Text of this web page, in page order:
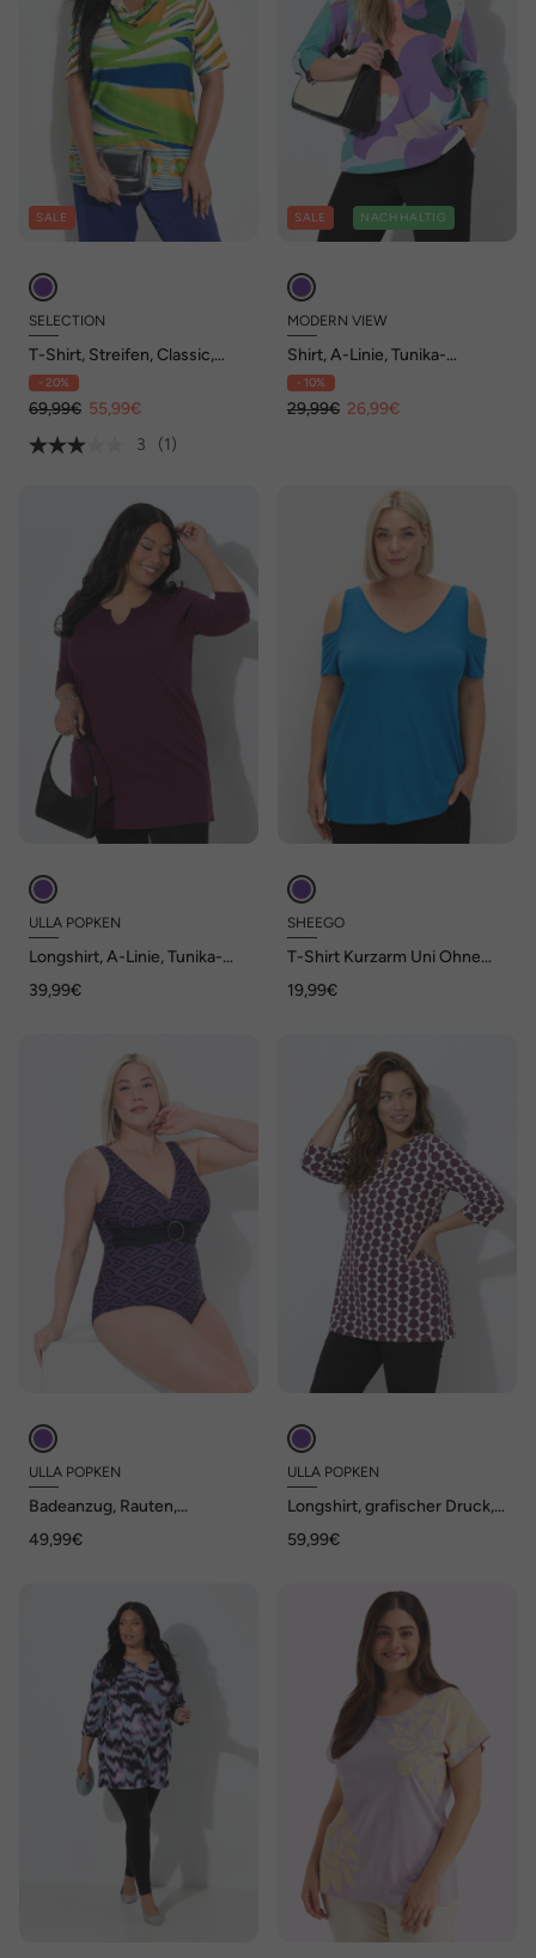
SALE
SELECTION
T-Shirt, Streifen, Classic,
Wasserfallausschnitt,
Halbarm
- 20%
69,99€ 55,99€
3
(1)
SALE NACHHALTIG
MODERN VIEW
Shirt, A-Linie, Tunika-
Ausschnitt, 3/4-Arm
- 10%
29,99€ 26,99€
ULLA POPKEN
Longshirt, A-Linie, Tunika-
39,99€
SHEEGO
T-Shirt Kurzarm Uni Ohne
19,99€
ULLA POPKEN
Badeanzug, Rauten,
49,99€
ULLA POPKEN
Longshirt, grafischer Druck,
59,99€